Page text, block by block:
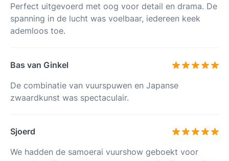
Perfect uitgevoerd met oog voor detail en drama. De
spanning in de lucht was voelbaar, iedereen keek
ademloos toe.
Bas van Ginkel
De combinatie van vuurspuwen en Japanse
zwaardkunst was spectaculair.
Sjoerd
We hadden de samoerai vuurshow geboekt voor